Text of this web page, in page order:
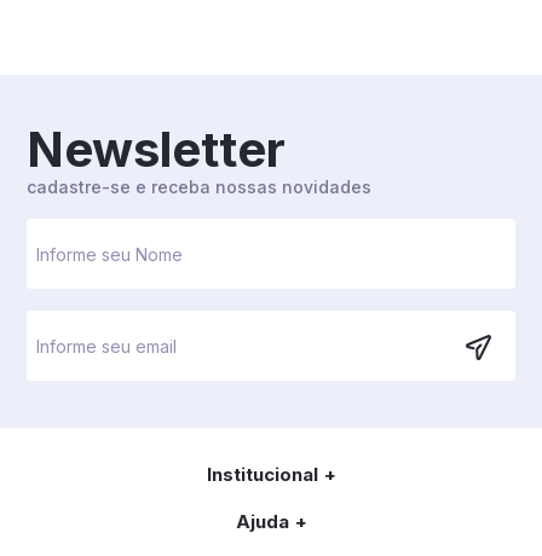
Newsletter
cadastre-se e receba nossas novidades
Institucional
Ajuda